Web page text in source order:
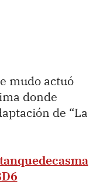
mudo actuó
donde
de “La